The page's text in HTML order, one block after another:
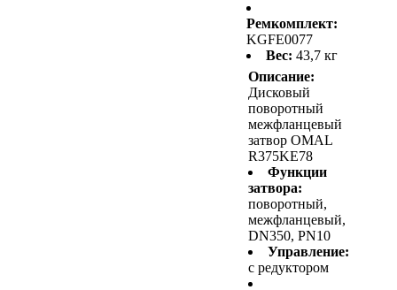
Ремкомплект:
KGFE0077
Вес: 43,7 кг
Описание:
Дисковый
поворотный
межфланцевый
затвор OMAL
R375KE78
Функции
затвора:
поворотный,
межфланцевый,
DN350, PN10
Управление:
с редуктором